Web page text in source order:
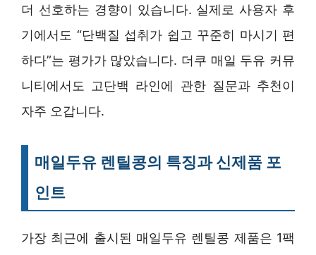
더 선호하는 경향이 있습니다. 실제로 사용자 후
기에서도 “단백질 섭취가 쉽고 꾸준히 마시기 편
하다”는 평가가 많았습니다. 더쿠 매일 두유 커뮤
니티에서도 고단백 라인에 관한 질문과 추천이
자주 오갑니다.
매일두유 렌틸콩의 특징과 신제품 포
인트
가장 최근에 출시된 매일두유 렌틸콩 제품은 1팩